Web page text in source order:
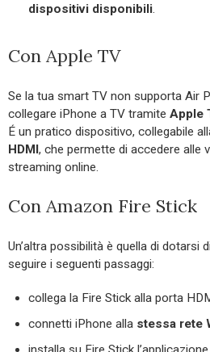
dispositivi disponibili.
Con Apple TV
Se la tua smart TV non supporta Air
collegare iPhone a TV tramite Apple
É un pratico dispositivo, collegabile
HDMI, che permette di accedere alle
streaming online.
Con Amazon Fire Stick
Un’altra possibilità è quella di dotarsi di
seguire i seguenti passaggi:
collega la Fire Stick alla porta
connetti iPhone alla stessa rete